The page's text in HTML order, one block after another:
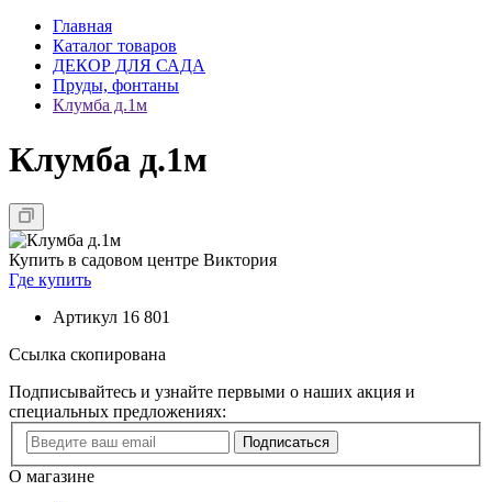
Главная
Каталог товаров
ДЕКОР ДЛЯ САДА
Пруды, фонтаны
Клумба д.1м
Клумба д.1м
Купить в садовом центре Виктория
Где купить
Артикул 16 801
Ссылка скопирована
Подписывайтесь и узнайте первыми о наших акция и
специальных предложениях:
Подписаться
О магазине